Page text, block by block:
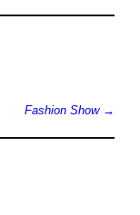
Fashion Show →